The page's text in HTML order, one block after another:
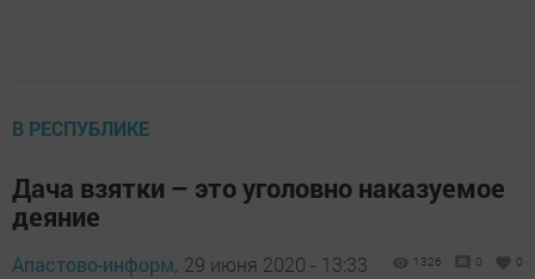
В РЕСПУБЛИКЕ
Дача взятки – это уголовно наказуемое
деяние
Апастово-информ, 29 июня 2020 - 13:33 1326 0 0